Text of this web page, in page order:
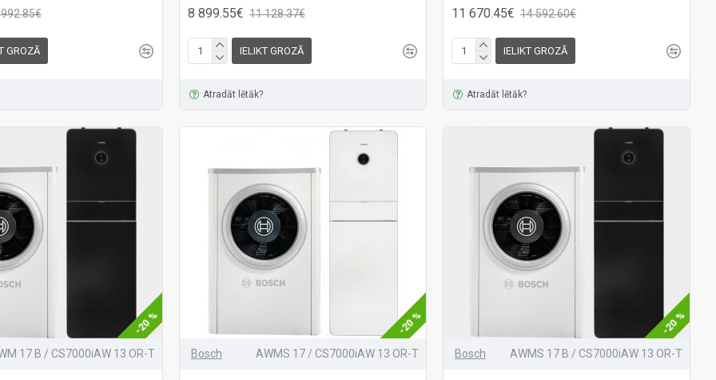
GROZĀ
8 899.55€ 11 128.37€
IELIKT GROZĀ
Atradāt lētāk?
11 670.45€ 14 592.60€
IELIKT GROZĀ
Atradāt lētāk?
-20 %
17 B / CS7000iAW 13 OR-T
-20 %
Bosch AWMS 17 / CS7000iAW 13 OR-T
-20 %
Bosch AWMS 17 B / CS7000iAW 13 OR-T